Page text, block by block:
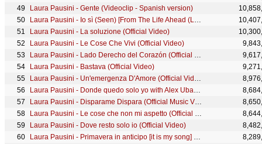
Laura Pausini - Gente (Videoclip - Spanish version)
Laura Pausini - Io sì (Seen) [From The Life Ahead (La vita davanti a sé)] (Official Video)
Laura Pausini - La soluzione (Official Video)
Laura Pausini - Le Cose Che Vivi (Official Video)
Laura Pausini - Lado Derecho del Corazón (Official Video)
Laura Pausini - Bastava (Official Video)
Laura Pausini - Un'emergenza D'Amore (Official Video)
Laura Pausini - Donde quedo solo yo with Alex Ubago (Official Video)
Laura Pausini - Disparame Dispara (Official Music Video)
Laura Pausini - Le cose che non mi aspetto (Official Video)
Laura Pausini - Dove resto solo io (Official Video)
Laura Pausini - Primavera in anticipo [it is my song] feat. James Blunt (Official Video)